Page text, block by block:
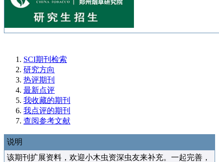
SCI期刊检索
研究方向
热评期刊
最新点评
我收藏的期刊
我点评的期刊
查阅参考文献
说明
该期刊扩展资料，欢迎小木虫资深虫友来补充。一起完善，